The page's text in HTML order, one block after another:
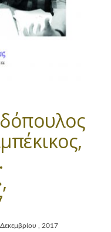
, 2017